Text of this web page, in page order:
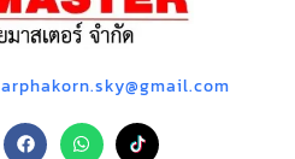
arphakorn.sky@gmail.com